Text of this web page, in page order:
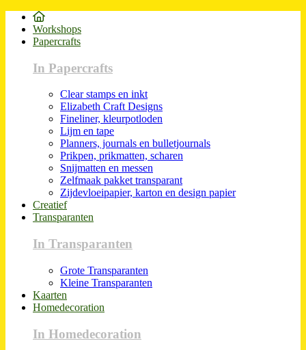
Workshops
Papercrafts
In Papercrafts
Clear stamps en inkt
Elizabeth Craft Designs
Fineliner, kleurpotloden
Lijm en tape
Planners, journals en bulletjournals
Prikpen, prikmatten, scharen
Snijmatten en messen
Zelfmaak pakket transparant
Zijdevloeipapier, karton en design papier
Creatief
Transparanten
In Transparanten
Grote Transparanten
Kleine Transparanten
Kaarten
Homedecoration
In Homedecoration